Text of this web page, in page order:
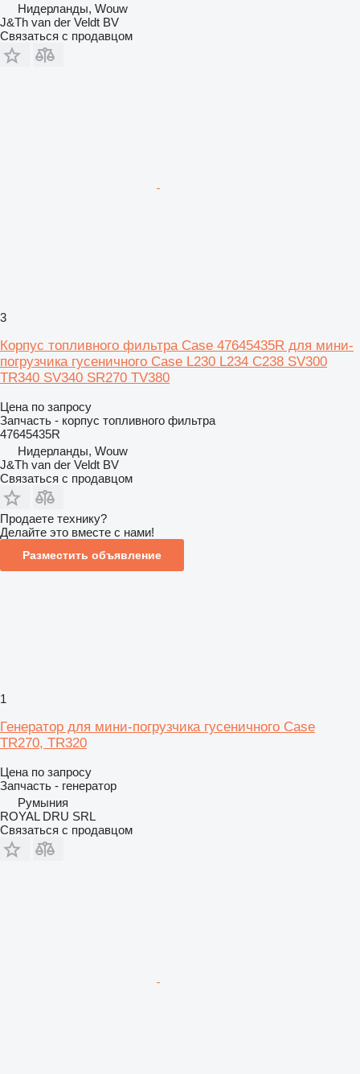
Нидерланды, Wouw
J&Th van der Veldt BV
Связаться с продавцом
3
Корпус топливного фильтра Case 47645435R для мини-
погрузчика гусеничного Case L230 L234 C238 SV300
TR340 SV340 SR270 TV380
Цена по запросу
Запчасть - корпус топливного фильтра
47645435R
Нидерланды, Wouw
J&Th van der Veldt BV
Связаться с продавцом
Продаете технику?
Делайте это вместе с нами!
Разместить объявление
1
Генератор для мини-погрузчика гусеничного Case
TR270, TR320
Цена по запросу
Запчасть - генератор
Румыния
ROYAL DRU SRL
Связаться с продавцом